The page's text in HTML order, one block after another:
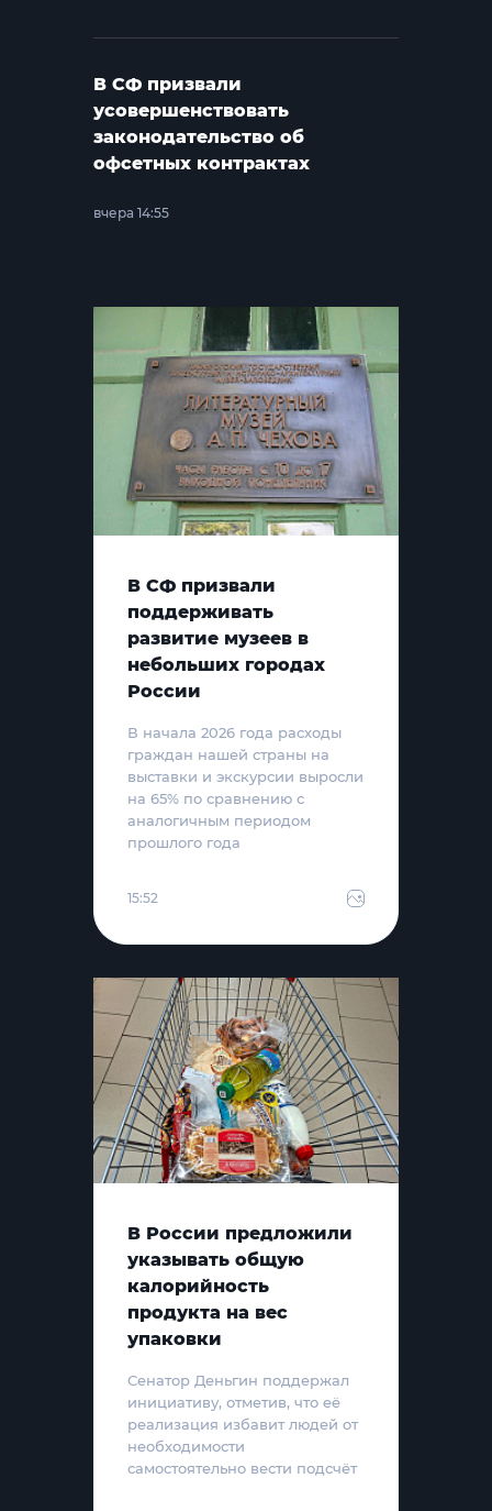
В СФ призвали
усовершенствовать
законодательство об
офсетных контрактах
вчера 14:55
В СФ призвали
поддерживать
развитие музеев в
небольших городах
России
В начала 2026 года расходы
граждан нашей страны на
выставки и экскурсии выросли
на 65% по сравнению с
аналогичным периодом
прошлого года
15:52
В России предложили
указывать общую
калорийность
продукта на вес
упаковки
Сенатор Деньгин поддержал
инициативу, отметив, что её
реализация избавит людей от
необходимости
самостоятельно вести подсчёт